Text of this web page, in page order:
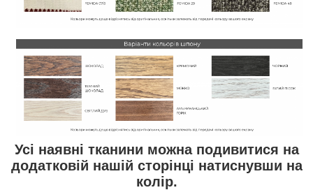
Усі наявні тканини можна подивитися на
додатковій нашій сторінці натиснувши на
колір.